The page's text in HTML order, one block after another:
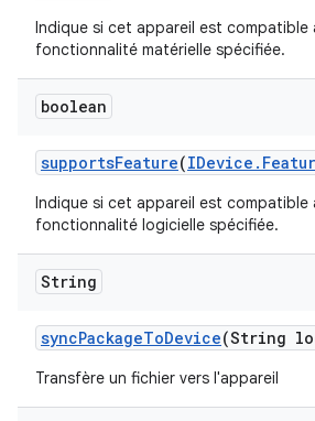
Indique si cet appareil est compatible
fonctionnalité matérielle spécifiée.
boolean
supportsFeature(IDevice .
Indique si cet appareil est compatible
fonctionnalité logicielle spécifiée.
String
syncPackageToDevice(String
Transfère un fichier vers l'appareil